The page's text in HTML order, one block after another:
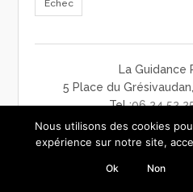
Échec
La Guidance
5 Place du
Tel :06 24 52
mentions légales-charte
Nous utilisons des cookies
expérience sur notre site,
Ok Non